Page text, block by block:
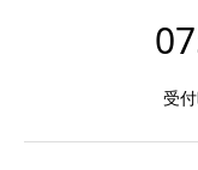
受